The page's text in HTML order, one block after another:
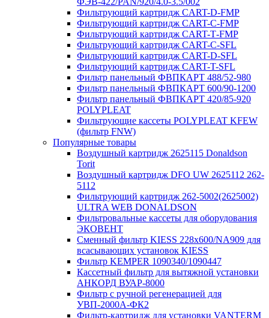
Фильтрующий картридж CART-D-FMP
Фильтрующий картридж CART-С-FMP
Фильтрующий картридж CART-Т-FMP
Фильтрующий картридж CART-C-SFL
Фильтрующий картридж CART-D-SFL
Фильтрующий картридж CART-T-SFL
Фильтр панельный ФВПКАРТ 488/52-980
Фильтр панельный ФВПКАРТ 600/90-1200
Фильтр панельный ФВПКАРТ 420/85-920
POLYPLEAT
Фильтрующие кассеты POLYPLEAT KFEW
(фильтр FNW)
Популярные товары
Воздушный картридж 2625115 Donaldson
Torit
Воздушный картридж DFO UW 2625112 262-
5112
Фильтрующий картридж 262-5002(2625002)
ULTRA WEB DONALDSON
Фильтровальные кассеты для оборудования
ЭКОВЕНТ
Сменный фильтр KIESS 228х600/NA909 для
всасывающих установок KIESS
Фильтр KEMPER 1090340/1090447
Кассетный фильтр для вытяжной установки
АНКОРД ВУАР-8000
Фильтр с ручной регенерацией для
УВП-2000А-ФК2
Фильтр-картридж для установки VANTERM